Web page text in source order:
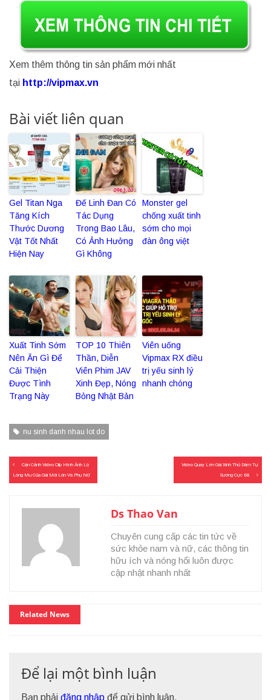
Xem thêm thông tin sản phẩm mới nhất
tại http://vipmax.vn
Bài viết liên quan
Gel Titan Nga
Tăng Kích
Thước Dương
Vật Tốt Nhất
Hiện Nay
Đế Linh Đan Có
Tác Dụng
Trong Bao Lâu,
Có Ảnh Hưởng
Gì Không
Monster gel
chống xuất tinh
sớm cho mọi
đàn ông việt
Xuất Tinh Sớm
Nên Ăn Gì Để
Cải Thiện
Được Tình
Trạng Này
TOP 10 Thiên
Thần, Diễn
Viên Phim JAV
Xinh Đẹp, Nóng
Bỏng Nhật Bản
Viên uống
Vipmax RX điều
trị yếu sinh lý
nhanh chóng
nu sinh danh nhau lot do
Điều
hướng
viết
Cận Cảnh Video Clip Hình Ảnh Lộ
Lông Mu Của Gái Mới Lớn Và Phụ Nữ
Video Quay Lén Gái Xinh Thủ Dâm Tự
Sướng Cực Đã
Ds Thao Van
Chuyên cung cấp các tin tức về
sức khỏe nam và nữ, các thông tin
hữu ích và nóng hổi luôn được
cập nhật nhanh nhất
Related News
Để lại một bình luận
Bạn phải đăng nhập để gửi bình luận.